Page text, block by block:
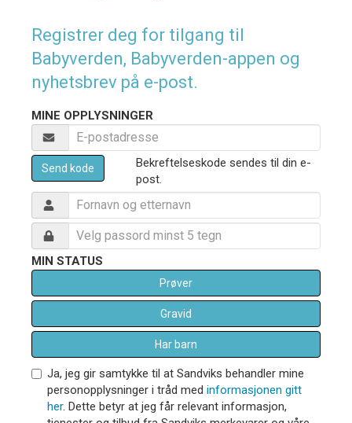
Registrer deg for tilgang til
Babyverden, Babyverden-appen og
nyhetsbrev på e-post.
MINE OPPLYSNINGER
Send kode
Bekreftelseskode sendes til din e-
post.
MIN STATUS
Prøver
Gravid
Har barn
Ja, jeg gir samtykke til at Sandviks behandler mine
personopplysninger i tråd med informasjonen gitt
her. Dette betyr at jeg får relevant informasjon,